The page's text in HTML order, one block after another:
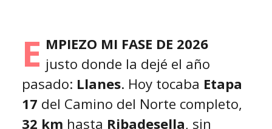
E mpiezo mi fase de 2026
justo donde la dejé el año
pasado: Llanes. Hoy tocaba Etapa
17 del Camino del Norte completo,
32 km hasta Ribadesella, sin